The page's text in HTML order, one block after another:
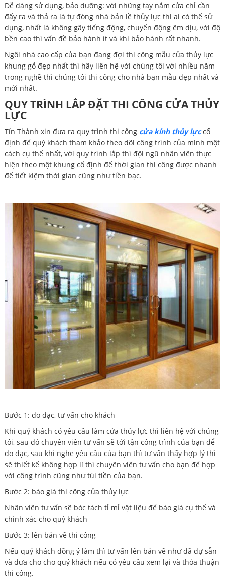
Dễ dàng sử dụng, bảo dưỡng: với những tay nắm cửa chỉ cần
đẩy ra và thả ra là tự đóng nhà bản lề thủy lực thì ai có thể sử
dụng, nhất là không gây tiếng động, chuyển động êm dịu, với độ
bền cao thì vấn đề bảo hành ít và khi bảo hành rất nhanh.
Ngôi nhà cao cấp của bạn đang đợi thi công mẫu cửa thủy lực
khung gỗ đẹp nhất thì hãy liên hệ với chúng tôi với nhiều năm
trong nghề thì chúng tôi thi công cho nhà bạn mẫu đẹp nhất và
mới nhất.
QUY TRÌNH LẮP ĐẶT THI CÔNG CỬA THỦY
LỰC
Tín Thành xin đưa ra quy trình thi công cửa kính thủy lựccố
định để quý khách tham khảo theo dõi công trình của mình một
cách cụ thể nhất, với quy trình lắp thì đội ngũ nhân viên thực
hiện theo một khung cố định để thời gian thi công được nhanh
để tiết kiệm thời gian cũng như tiền bạc.
Bước 1: đo đạc, tư vấn cho khách
Khi quý khách có yêu cầu làm cửa thủy lực thì liên hệ với chúng
tôi, sau đó chuyên viên tư vấn sẽ tới tận công trình của bạn để
đo đạc, sau khi nghe yêu cầu của bạn thì tư vấn thấy hợp lý thì
sẽ thiết kế không hợp lí thì chuyên viên tư vấn cho bạn để hợp
với công trình cũng như túi tiền của bạn.
Bước 2: báo giá thi công cửa thủy lực
Nhân viên tư vấn sẽ bóc tách tỉ mỉ vật liệu để báo giá cụ thể và
chính xác cho quý khách
Bước 3: lên bản vẽ thi công
Nếu quý khách đồng ý làm thì tư vấn lên bản vẽ như đã dự sẵn
và đưa cho cho quý khách nếu có yêu cầu xem lại và thỏa thuận
thi công.